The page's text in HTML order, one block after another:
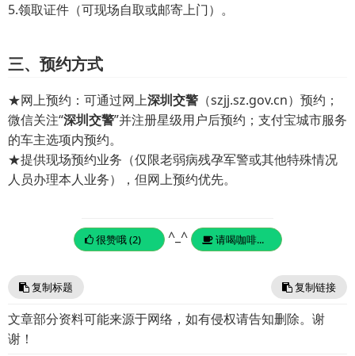
5.领取证件（可现场自取或邮寄上门）。
三、预约方式
★网上预约：可通过网上深圳交警 （szjj.sz.gov.cn）预约；
微信关注“深圳交警”并注册星级用户后预约；支付宝城市服务
的车主选项内预约。
★提供现场预约业务（仅限老弱病残孕军警或其他特殊情况
人员办理本人业务），但网上预约优先。
很赞哦 (2) ^_^ 请喝咖啡...
复制标题 复制链接
文章部分资料可能来源于网络，如有侵权请告知删除。谢
谢！